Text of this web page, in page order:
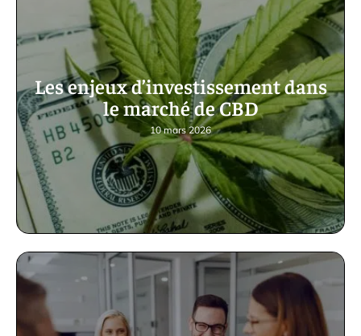
Les enjeux d’investissement dans
le marché de CBD
10 mars 2026